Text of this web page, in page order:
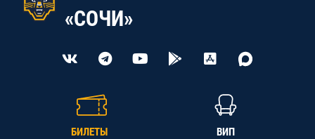
«СОЧИ»
БИЛЕТЫ ВИП